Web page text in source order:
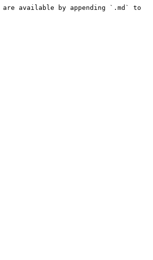
available by appending `.md` to